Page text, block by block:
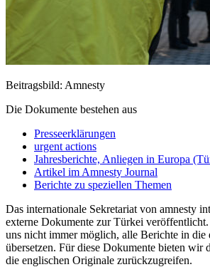
Beitragsbild: Amnesty
Die Dokumente bestehen aus
Presseerklärungen
urgent actions
Jahresberichte, Anliegen in Europa
Artikel im Amnesty Journal
Berichte zu speziellen Themen
Das internationale Sekretariat von amnesty
externe Dokumente zur Türkei
uns nicht immer möglich, alle Berichte in die
übersetzen. Für diese Dokumente bieten wir
die englischen Originale zurückzugreifen.